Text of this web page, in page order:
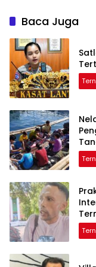
Baca Juga